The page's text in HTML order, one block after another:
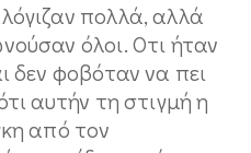
πολλά, αλλά
όλοι. Οτι ήταν
δεν φοβόταν να πει
αυτήν τη στιγμή η
από τον